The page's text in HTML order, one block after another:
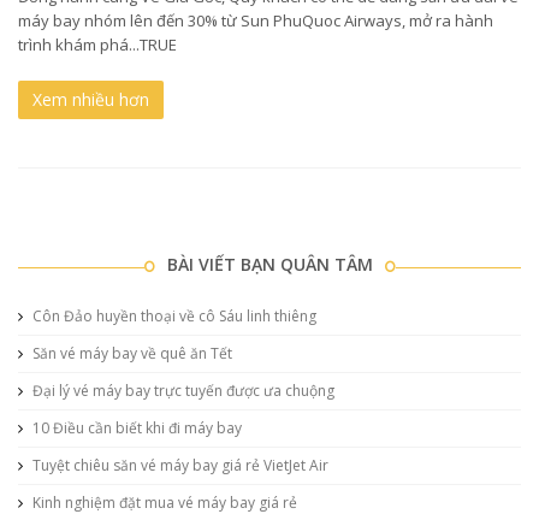
máy bay nhóm lên đến 30% từ Sun PhuQuoc Airways, mở ra hành
trình khám phá...TRUE
Xem nhiều hơn
BÀI VIẾT BẠN QUÂN TÂM
Côn Đảo huyền thoại về cô Sáu linh thiêng
Săn vé máy bay về quê ăn Tết
Đại lý vé máy bay trực tuyến được ưa chuộng
10 Điều cần biết khi đi máy bay
Tuyệt chiêu săn vé máy bay giá rẻ VietJet Air
Kinh nghiệm đặt mua vé máy bay giá rẻ